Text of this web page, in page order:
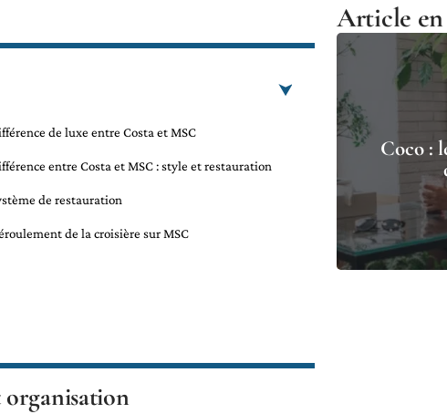
de luxe entre Costa et MSC
entre Costa et MSC : style et restauration
de restauration
de la croisière sur MSC
Article
Coco :